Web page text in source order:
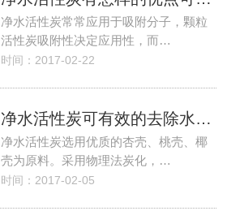
净水活性炭常常应用于吸附分子，颗粒
活性炭吸附性决定应用性，而…
时间：2017-02-22
净水活性炭可有效的去除水中的有害物质
净水活性炭选用优质的杏壳、桃壳、椰
壳为原料。采用物理法炭化，…
时间：2017-02-05